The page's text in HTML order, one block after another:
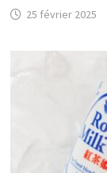
25 février 2025